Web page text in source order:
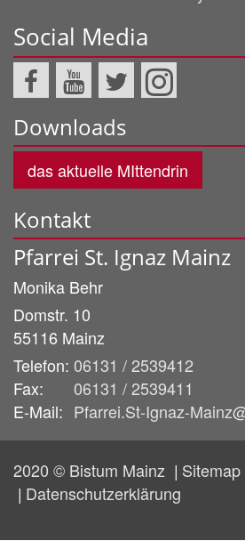
Social Media
Downloads
das aktuelle MIttendrin
Kontakt
Pfarrei St. Ignaz Mainz
Monika Behr
Domstr. 10
55116 Mainz
Telefon: 06131 / 2539412
Fax:
06131 / 2539411
E-Mail: Pfarrei.St-Ignaz-
2020 © Bistum Mainz Sitemap
Datenschutzerklärung